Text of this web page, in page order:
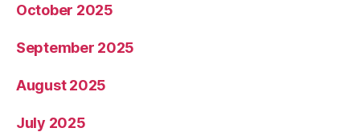
October 2025
September 2025
August 2025
July 2025